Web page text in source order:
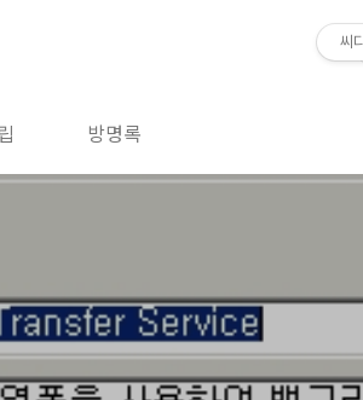
방명록
씨